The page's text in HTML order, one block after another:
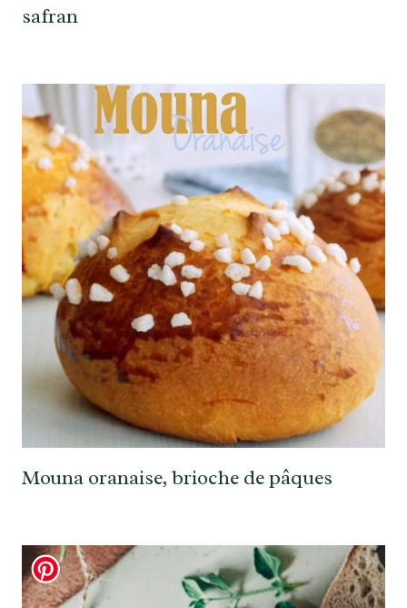
safran
Mouna oranaise, brioche de pâques